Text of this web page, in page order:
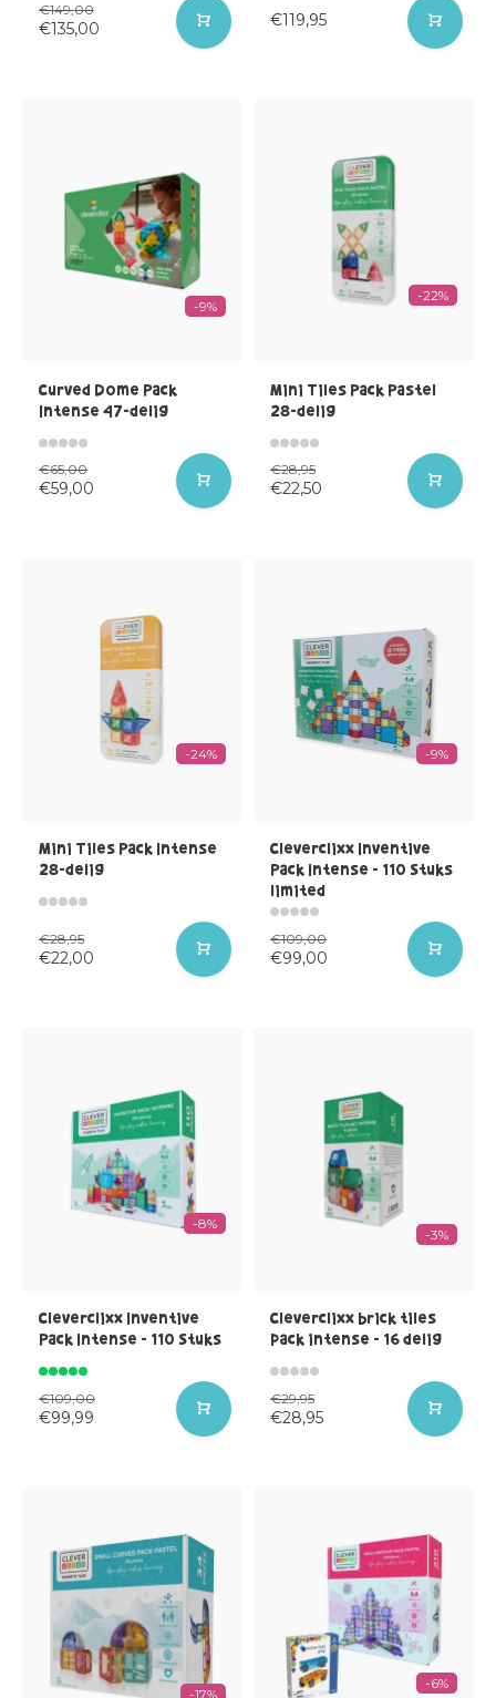
€149,00
€135,00 €119,95
-9%
Curved Dome Pack
Intense 47-delig
€65,00
€59,00
-22%
Mini Tiles Pack Pastel
28-delig
€28,95
€22,50
-24%
Mini Tiles Pack Intense
28-delig
€28,95
€22,00
-9%
Cleverclixx Inventive
Pack Intense - 110 Stuks
limited
€109,00
€99,00
-8%
Cleverclixx Inventive
Pack Intense - 110 Stuks
€109,00
€99,99
-3%
Cleverclixx brick tiles
pack intense - 16 delig
€29,95
€28,95
-17%
-6%